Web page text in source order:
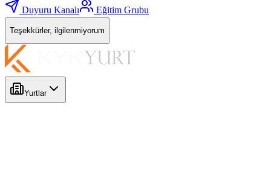
Duyuru Kanalı
Eğitim Grubu
Teşekkürler, ilgilenmiyorum
Yurtlar